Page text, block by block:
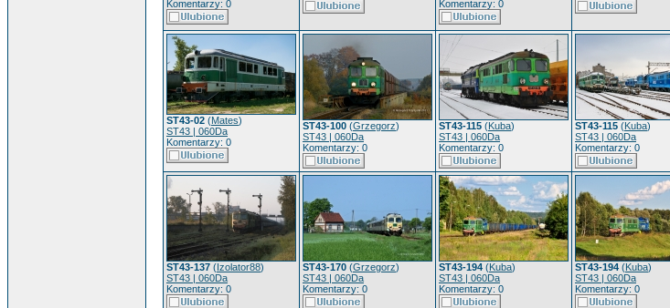
Komentarzy: 0
Komentarzy: 0
ST43-02 (Mates)
ST43 | 060Da
Komentarzy: 0
ST43-100 (Grzegorz)
ST43 | 060Da
Komentarzy: 0
ST43-115 (Kuba)
ST43 | 060Da
Komentarzy: 0
ST43-115 (Kuba)
ST43 | 060Da
Komentarzy: 0
ST43-137 (Izolator88)
ST43 | 060Da
Komentarzy: 0
ST43-170 (Grzegorz)
ST43 | 060Da
Komentarzy: 0
ST43-194 (Kuba)
ST43 | 060Da
Komentarzy: 0
ST43-194 (Kuba)
ST43 | 060Da
Komentarzy: 0